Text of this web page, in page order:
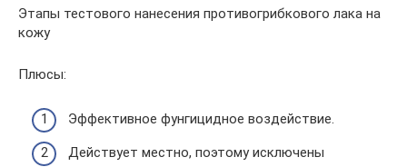
Этапы тестового нанесения противогрибкового лака на
кожу
Плюсы:
Эффективное фунгицидное воздействие.
Действует местно, поэтому исключены